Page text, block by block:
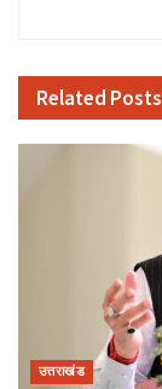
Related Posts
उत्तराखंड